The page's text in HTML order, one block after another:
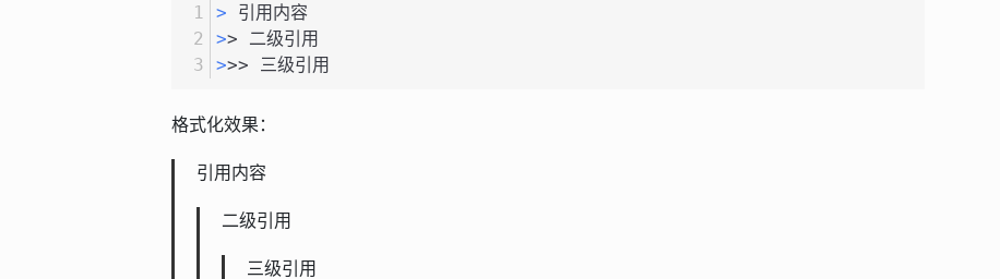
> 引用内容
>> 二级引用
>>> 三级引用
格式化效果：
引用内容
二级引用
三级引用